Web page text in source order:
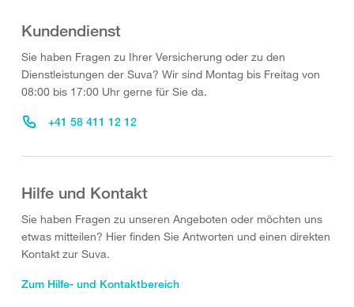
Kundendienst
Sie haben Fragen zu Ihrer Versicherung oder zu den
Dienstleistungen der Suva? Wir sind Montag bis Freitag von
08:00 bis 17:00 Uhr gerne für Sie da.
+41 58 411 12 12
Hilfe und Kontakt
Sie haben Fragen zu unseren Angeboten oder möchten uns
etwas mitteilen? Hier finden Sie Antworten und einen direkten
Kontakt zur Suva.
Zum Hilfe- und Kontaktbereich